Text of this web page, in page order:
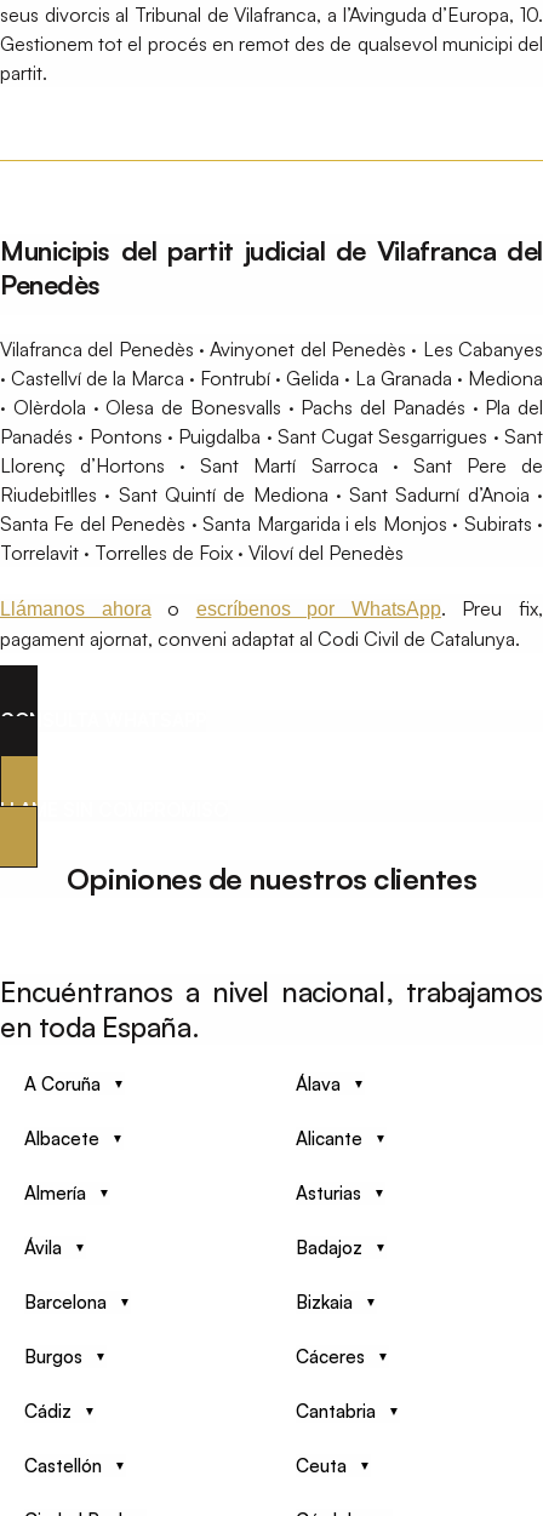
seus divorcis al Tribunal de Vilafranca, a l’Avinguda d’Europa, 10.
Gestionem tot el procés en remot des de qualsevol municipi del
partit.
Municipis del partit judicial de Vilafranca del
Penedès
Vilafranca del Penedès · Avinyonet del Penedès · Les Cabanyes
· Castellví de la Marca · Fontrubí · Gelida · La Granada · Mediona
· Olèrdola · Olesa de Bonesvalls · Pachs del Panadés · Pla del
Panadés · Pontons · Puigdalba · Sant Cugat Sesgarrigues · Sant
Llorenç d’Hortons · Sant Martí Sarroca · Sant Pere de
Riudebitlles · Sant Quintí de Mediona · Sant Sadurní d’Anoia ·
Santa Fe del Penedès · Santa Margarida i els Monjos · Subirats ·
Torrelavit · Torrelles de Foix · Viloví del Penedès
Llámanos ahorao escríbenos por WhatsApp. Preu fix,
pagament ajornat, conveni adaptat al Codi Civil de Catalunya.
CONSULTA WHATSAPP
LLAME SIN COMPROMISO
Opiniones de nuestros clientes
Encuéntranos a nivel nacional, trabajamos
en toda España.
A Coruña Álava
Albacete Alicante
Almería Asturias
Ávila Badajoz
Barcelona Bizkaia
Burgos Cáceres
Cádiz Cantabria
Castellón Ceuta